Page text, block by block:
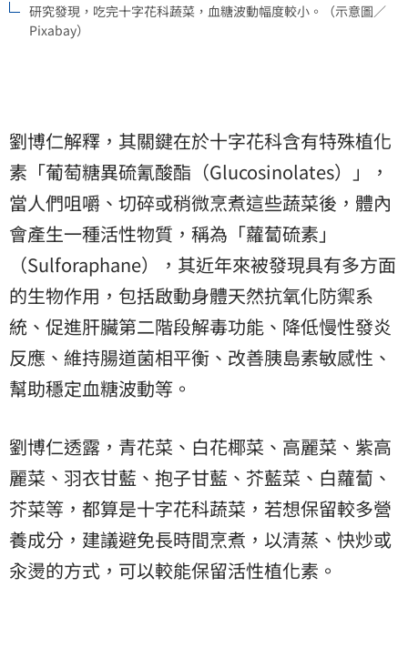
研究發現，吃完十字花科蔬菜，血糖波動幅度較小。（示意圖／
Pixabay）
劉博仁解釋，其關鍵在於十字花科含有特殊植化
素「葡萄糖異硫氰酸酯（Glucosinolates）」，
當人們咀嚼、切碎或稍微烹煮這些蔬菜後，體內
會產生一種活性物質，稱為「蘿蔔硫素」
（Sulforaphane），其近年來被發現具有多方面
的生物作用，包括啟動身體天然抗氧化防禦系
統、促進肝臟第二階段解毒功能、降低慢性發炎
反應、維持腸道菌相平衡、改善胰島素敏感性、
幫助穩定血糖波動等。
劉博仁透露，青花菜、白花椰菜、高麗菜、紫高
麗菜、羽衣甘藍、抱子甘藍、芥藍菜、白蘿蔔、
芥菜等，都算是十字花科蔬菜，若想保留較多營
養成分，建議避免長時間烹煮，以清蒸、快炒或
汆燙的方式，可以較能保留活性植化素。